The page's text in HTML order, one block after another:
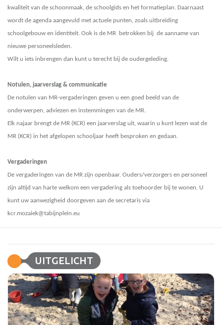
kwaliteit van de schoonmaak, de schoolgids en het formatieplan. Daarnaast
wordt de agenda aangevuld met actuele punten, zoals uitbreiding
schoolgebouw en identiteit. Ook is de MR betrokken bij de aanname van
nieuwe personeelsleden.
Wilt u iets inbrengen dan kunt u terecht bij de oudergeleding.
Notulen, jaarverslag & communicatie
De notulen van MR-vergaderingen geven u een goed beeld van de
onderwerpen, adviezen en instemmingen van de MR.
Elk najaar brengt de MR (KCR) een jaarverslag uit, waarin u kunt lezen wat de
MR (KCR) in het afgelopen schooljaar heeft besproken en gedaan.
Vergaderingen
De vergaderingen van de MR zijn openbaar. Ouders/verzorgers en personeel
zijn altijd van harte welkom een vergadering als toehoorder bij te wonen. U
kunt uw aanwezigheid doorgeven aan de secretaris via
kcr.mozaiek@tabijnplein.eu
UITGELICHT